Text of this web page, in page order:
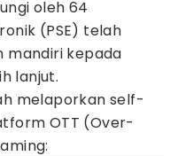
oleh 64
(PSE) telah
mandiri kepada
lanjut.
melaporkan self-
OTT (Over-